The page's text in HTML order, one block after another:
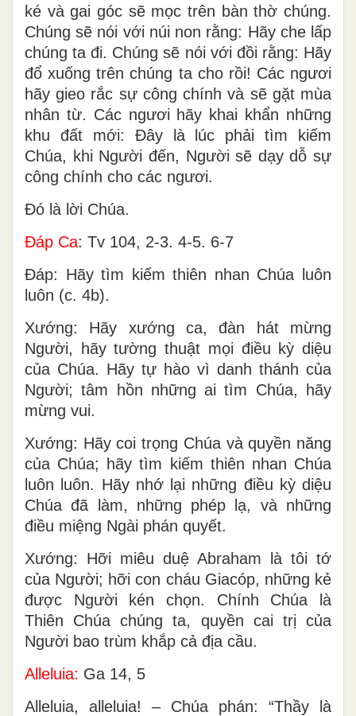
ké và gai góc sẽ mọc trên bàn thờ chúng.
Chúng sẽ nói với núi non rằng: Hãy che lấp
chúng ta đi. Chúng sẽ nói với đồi rằng: Hãy
đổ xuống trên chúng ta cho rồi! Các ngươi
hãy gieo rắc sự công chính và sẽ gặt mùa
nhân từ. Các ngươi hãy khai khẩn những
khu đất mới: Ðây là lúc phải tìm kiếm
Chúa, khi Người đến, Người sẽ dạy dỗ sự
công chính cho các ngươi.
Ðó là lời Chúa.
Ðáp Ca: Tv 104, 2-3. 4-5. 6-7
Ðáp: Hãy tìm kiếm thiên nhan Chúa luôn
luôn (c. 4b).
Xướng: Hãy xướng ca, đàn hát mừng
Người, hãy tường thuật mọi điều kỳ diệu
của Chúa. Hãy tự hào vì danh thánh của
Người; tâm hồn những ai tìm Chúa, hãy
mừng vui.
Xướng: Hãy coi trọng Chúa và quyền năng
của Chúa; hãy tìm kiếm thiên nhan Chúa
luôn luôn. Hãy nhớ lại những điều kỳ diệu
Chúa đã làm, những phép lạ, và những
điều miệng Ngài phán quyết.
Xướng: Hỡi miêu duệ Abraham là tôi tớ
của Người; hỡi con cháu Giacóp, những kẻ
được Người kén chọn. Chính Chúa là
Thiên Chúa chúng ta, quyền cai trị của
Người bao trùm khắp cả địa cầu.
Alleluia: Ga 14, 5
Alleluia, alleluia! – Chúa phán: “Thầy là